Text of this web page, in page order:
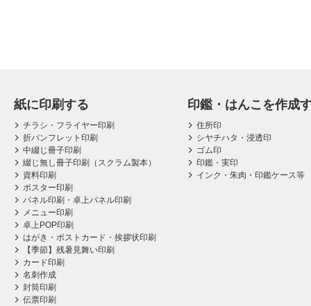
紙に印刷する
チラシ・フライヤー印刷
折パンフレット印刷
中綴じ冊子印刷
綴じ無し冊子印刷（スクラム製本）
資料印刷
ポスター印刷
パネル印刷・卓上パネル印刷
メニュー印刷
卓上POP印刷
はがき・ポストカード・挨拶状印刷
【季節】残暑見舞い印刷
カード印刷
名刺作成
封筒印刷
伝票印刷
印鑑・はんこを作成
住所印
シヤチハタ・浸透印
ゴム印
印鑑・実印
インク・朱肉・印鑑ケース等